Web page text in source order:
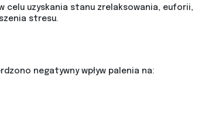
celu uzyskania stanu zrelaksowania, euforii,
stresu.
negatywny wpływ palenia na: